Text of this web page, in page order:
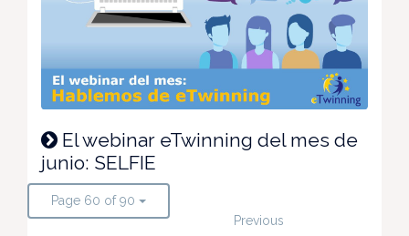
El webinar eTwinning del mes de
junio: SELFIE
Page 60 of 90
Previous